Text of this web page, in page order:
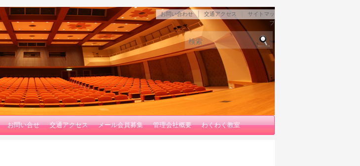
お問い合わせ｜ 交通アクセス
サイトマッ
プ
検索
お問い合せ 交通アクセス メール会員募集 管理会社概要 わくわく教室